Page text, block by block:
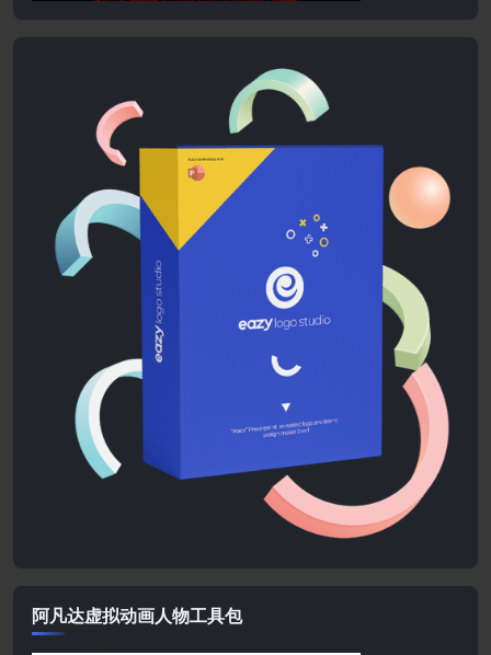
阿凡达虚拟动画人物工具包